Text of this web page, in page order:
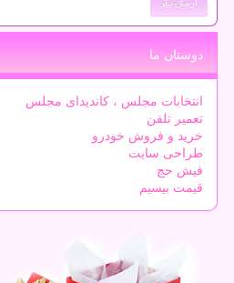
دوستان ما
انتخابات مجلس ، کاندیدای مجلس
تعمیر تلفن
خرید و فروش خودرو
طراحی سایت
فیش حج
قیمت بیسیم